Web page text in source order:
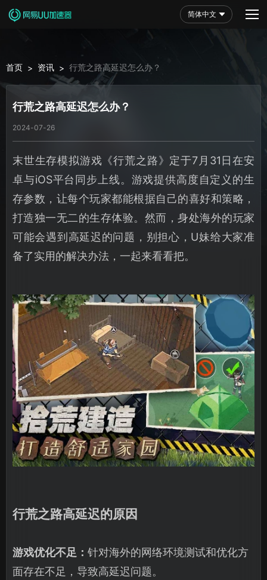
简体中文
首页 > 资讯 > 行荒之路高延迟怎么办？
行荒之路高延迟怎么办？
2024-07-26
末世生存模拟游戏《行荒之路》定于7月31日在安
卓与iOS平台同步上线。游戏提供高度自定义的生
存参数，让每个玩家都能根据自己的喜好和策略，
打造独一无二的生存体验。然而，身处海外的玩家
可能会遇到高延迟的问题，别担心，U妹给大家准
备了实用的解决办法，一起来看看把。
行荒之路高延迟的原因
游戏优化不足： 针对海外的网络环境测试和优化方
面存在不足，导致高延迟问题。